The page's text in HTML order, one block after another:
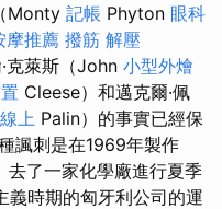
Monty 記帳 Phyton 眼科
摩推薦 撥筋 解壓
克萊斯（John 小型外燴
Cleese）和邁克爾·佩
上 Palin）的事實已經保
諷刺是在1969年製作
了一家化學廠進行夏季
義時期的匈牙利公司的運